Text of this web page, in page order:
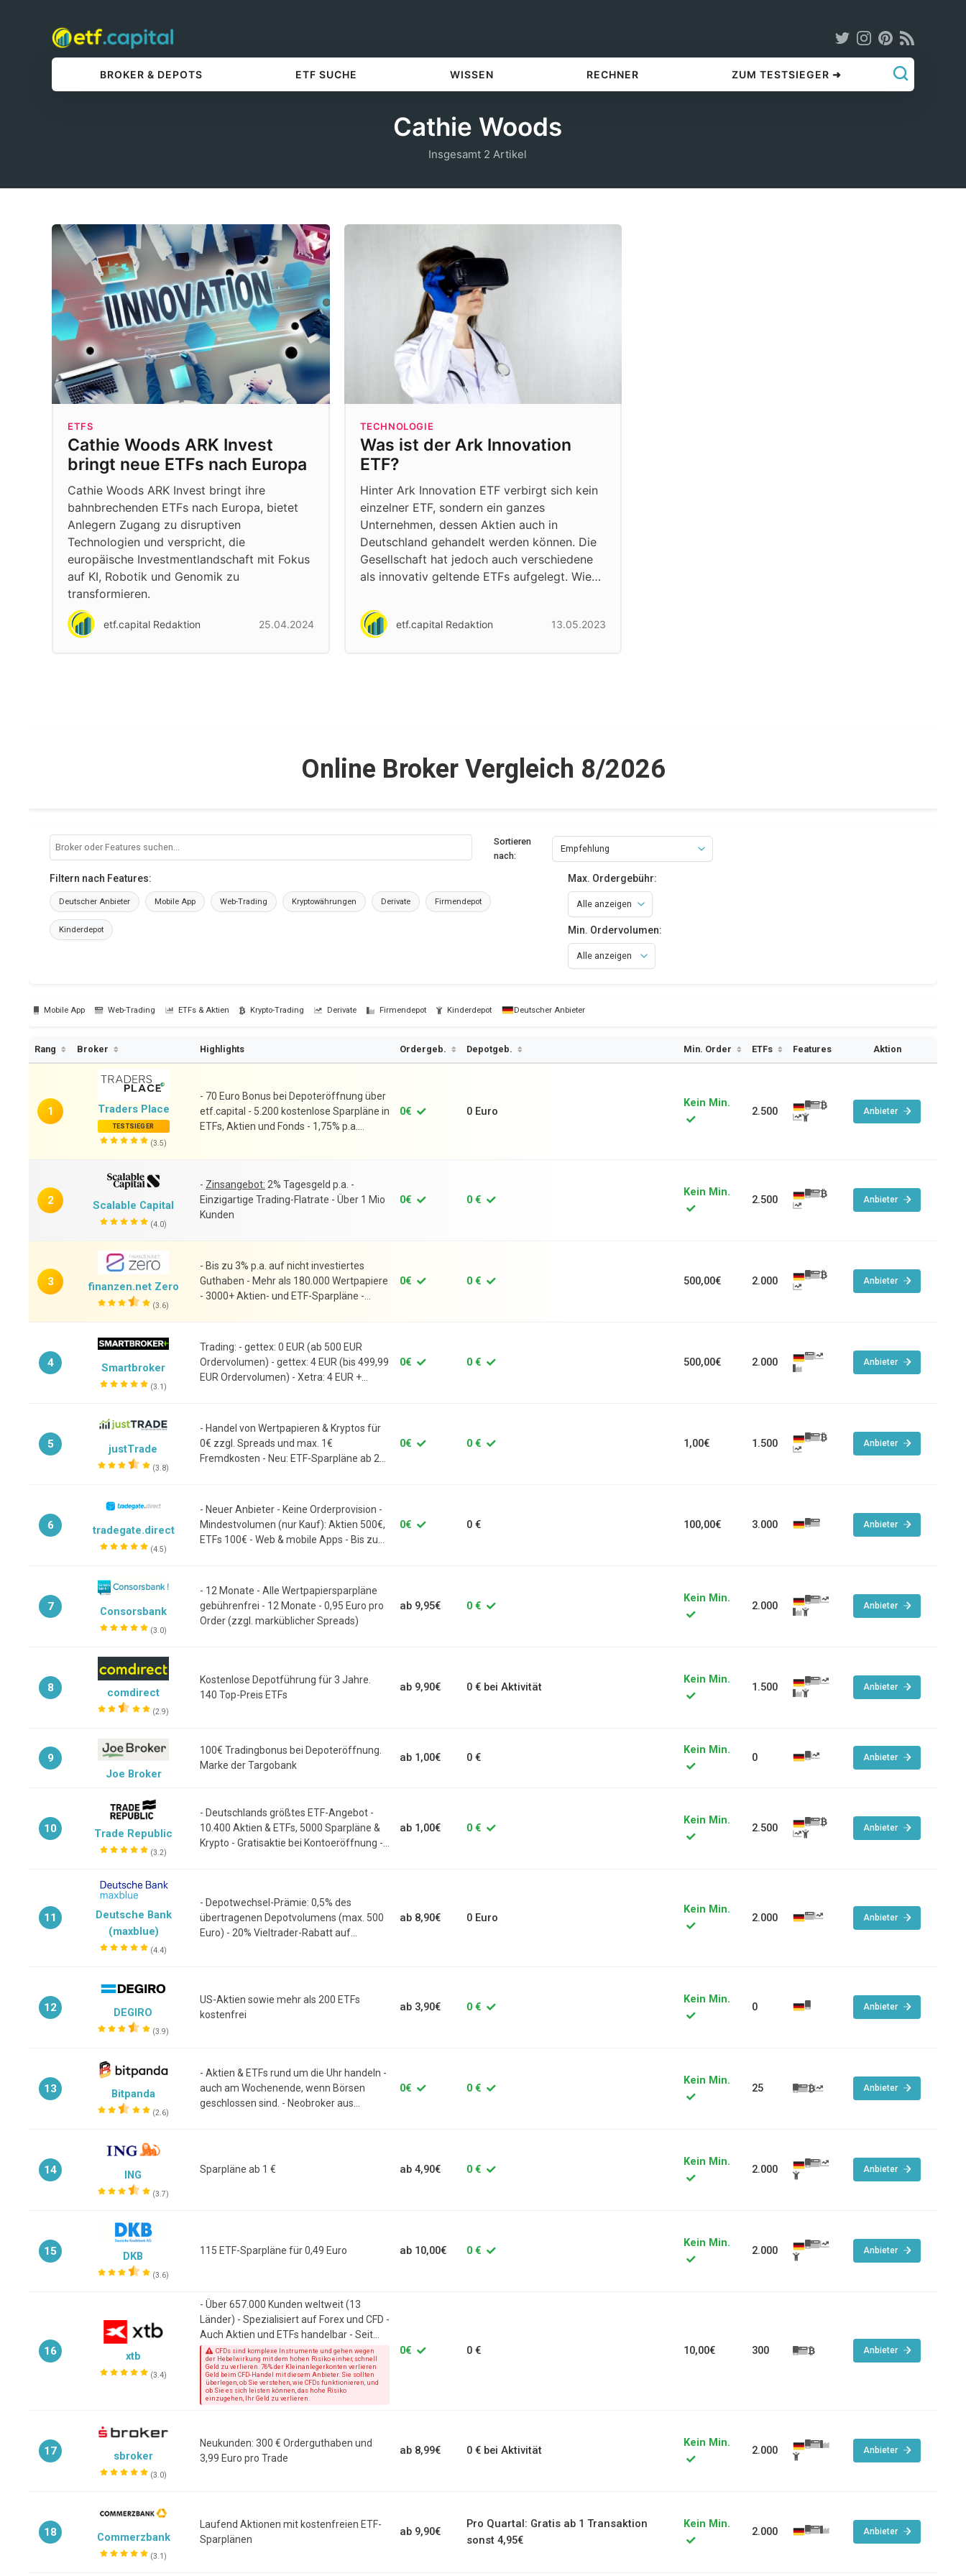
BROKER & DEPOTS ETF SUCHE WISSEN RECHNER ZUM TESTSIEGER ➜
Cathie Woods
Insgesamt 2 Artikel
ETFS
Cathie Woods ARK Invest
bringt neue ETFs nach Europa
Cathie Woods ARK Invest bringt ihre
bahnbrechenden ETFs nach Europa, bietet
Anlegern Zugang zu disruptiven
Technologien und verspricht, die
europäische Investmentlandschaft mit Fokus
auf KI, Robotik und Genomik zu
transformieren.
etf.capital Redaktion 25.04.2024
TECHNOLOGIE
Was ist der Ark Innovation
ETF?
Hinter Ark Innovation ETF verbirgt sich kein
einzelner ETF, sondern ein ganzes
Unternehmen, dessen Aktien auch in
Deutschland gehandelt werden können. Die
Gesellschaft hat jedoch auch verschiedene
als innovativ geltende ETFs aufgelegt. Wie…
etf.capital Redaktion 13.05.2023